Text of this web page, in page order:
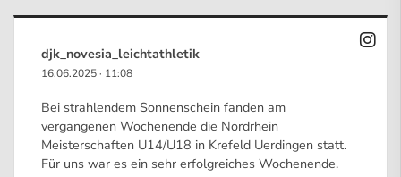
djk_novesia_leichtathletik
16.06.2025· 11:08
Bei strahlendem Sonnenschein fanden am
vergangenen Wochenende die Nordrhein
Meisterschaften U14/U18 in Krefeld Uerdingen statt.
Für uns war es ein sehr erfolgreiches Wochenende.